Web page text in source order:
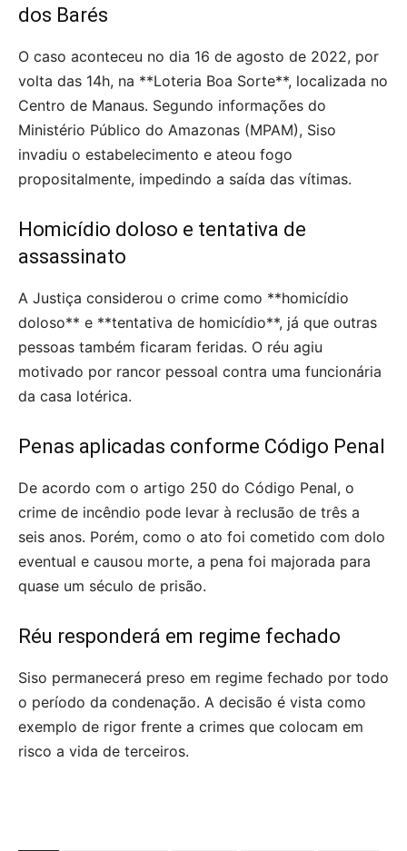
dos Barés
O caso aconteceu no dia 16 de agosto de 2022, por
volta das 14h, na **Loteria Boa Sorte**, localizada no
Centro de Manaus. Segundo informações do
Ministério Público do Amazonas (MPAM), Siso
invadiu o estabelecimento e ateou fogo
propositalmente, impedindo a saída das vítimas.
Homicídio doloso e tentativa de
assassinato
A Justiça considerou o crime como **homicídio
doloso** e **tentativa de homicídio**, já que outras
pessoas também ficaram feridas. O réu agiu
motivado por rancor pessoal contra uma funcionária
da casa lotérica.
Penas aplicadas conforme Código Penal
De acordo com o artigo 250 do Código Penal, o
crime de incêndio pode levar à reclusão de três a
seis anos. Porém, como o ato foi cometido com dolo
eventual e causou morte, a pena foi majorada para
quase um século de prisão.
Réu responderá em regime fechado
Siso permanecerá preso em regime fechado por todo
o período da condenação. A decisão é vista como
exemplo de rigor frente a crimes que colocam em
risco a vida de terceiros.